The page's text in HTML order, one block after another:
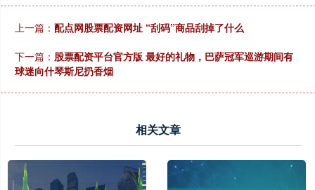
上一篇： 配点网股票配资网址 “刮码”商品刮掉了什么
下一篇： 股票配资平台官方版 最好的礼物，巴萨冠军巡游期间有
球迷向什琴斯尼扔香烟
相关文章